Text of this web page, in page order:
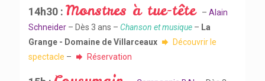
14h30 : Monstres à tue-tête – Alain
Schneider – Dès 3 ans – Chanson et musique – La
Grange - Domaine de Villarceaux
Découvrir le
spectacle – Réservation